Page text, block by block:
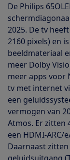
De Philips
2025. De tv
2160 pixels) en
beeldmateriaal
meer Dolby
meer apps voor
tv met internet
een
vermogen van
Atmos. Er zitten
een HDMI-ARC/
Daarnaast